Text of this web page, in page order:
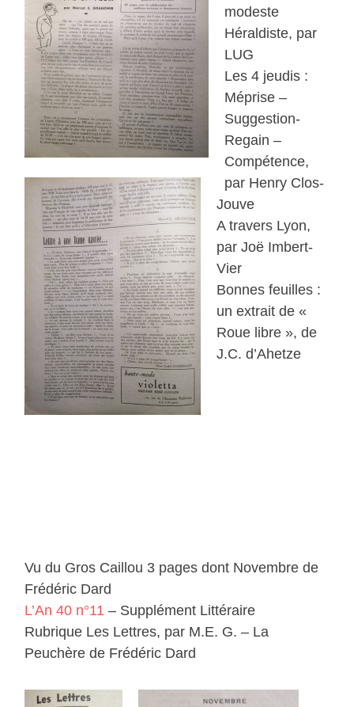
modeste
Héraldiste, par
LUG
Les 4 jeudis :
Méprise –
Suggestion-
Regain –
Compétence,
par Henry Clos-
Jouve
A travers Lyon,
par Joë Imbert-
Vier
Bonnes feuilles :
un extrait de «
Roue libre », de
J.C. d’Ahetze
Vu du Gros Caillou 3 pages dont Novembre de
Frédéric Dard
L’An 40 n°11 – Supplément Littéraire
Rubrique Les Lettres, par M.E. G. – La
Peuchère de Frédéric Dard